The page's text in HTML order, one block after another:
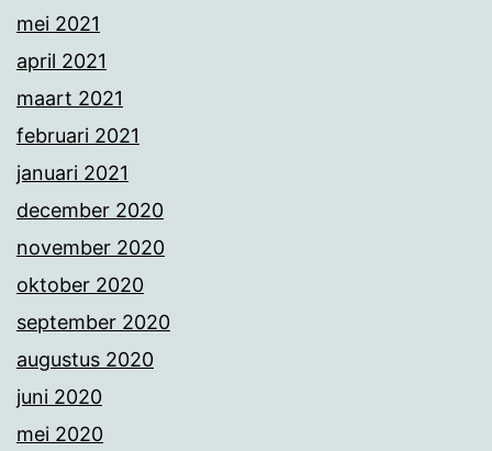
mei 2021
april 2021
maart 2021
februari 2021
januari 2021
december 2020
november 2020
oktober 2020
september 2020
augustus 2020
juni 2020
mei 2020